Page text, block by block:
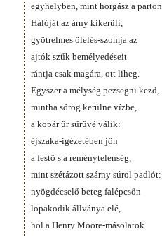
egyhelyben, mint horgász a
Hálóját az árny kikerüli,
gyötrelmes ölelés-szomja az
ajtók szűk bemélyedéseit
rántja csak magára, ott liheg.
Egyszer a mélység pezsegni kezd,
mintha sórög kerülne vízbe,
a kopár űr sűrűvé válik:
éjszaka-igézetében jön
a festő s a reménytelenség,
mint szétázott szárny súrol padlót:
nyögdécselő beteg falépcsőn
lopakodik állványa elé,
hol a Henry Moore-másolatok